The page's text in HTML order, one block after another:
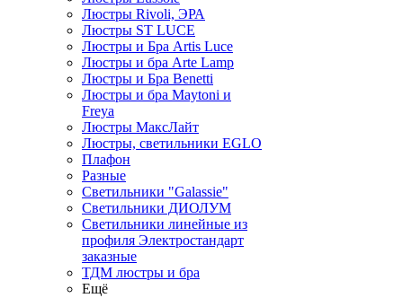
Люстры Rivoli, ЭРА
Люстры ST LUCE
Люстры и Бра Artis Luce
Люстры и бра Arte Lamp
Люстры и Бра Benetti
Люстры и бра Maytoni и
Freya
Люстры МаксЛайт
Люстры, светильники EGLO
Плафон
Разные
Светильники "Galassie"
Светильники ДИОЛУМ
Светильники линейные из
профиля Электростандарт
заказные
ТДМ люстры и бра
Ещё